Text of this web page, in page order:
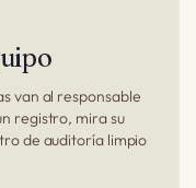
van al responsable
registro, mira su
de auditoría limpio